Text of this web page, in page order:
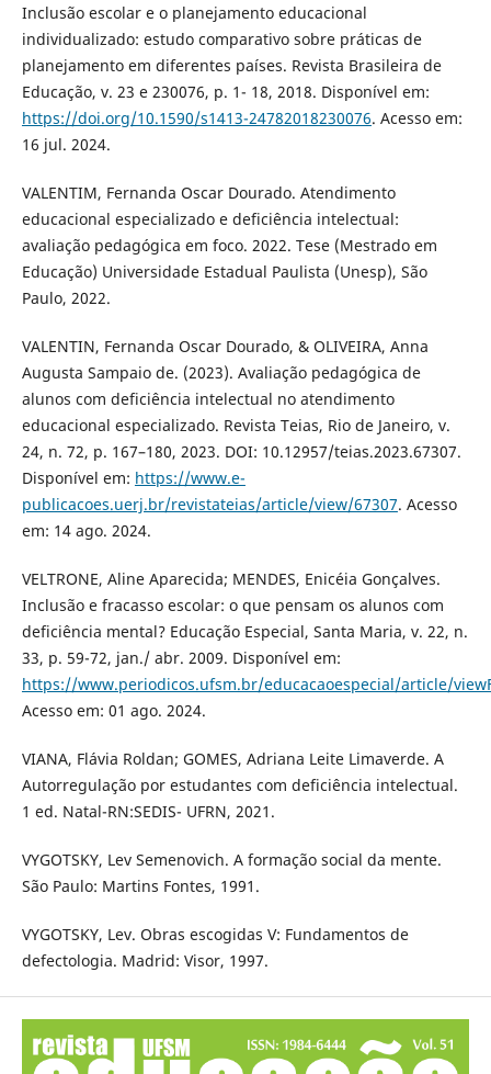
Inclusão escolar e o planejamento educacional
individualizado: estudo comparativo sobre práticas de
planejamento em diferentes países. Revista Brasileira de
Educação, v. 23 e 230076, p. 1- 18, 2018. Disponível em:
https://doi.org/10.1590/s1413-24782018230076. Acesso em:
16 jul. 2024.
VALENTIM, Fernanda Oscar Dourado. Atendimento
educacional especializado e deficiência intelectual:
avaliação pedagógica em foco. 2022. Tese (Mestrado em
Educação) Universidade Estadual Paulista (Unesp), São
Paulo, 2022.
VALENTIN, Fernanda Oscar Dourado, & OLIVEIRA, Anna
Augusta Sampaio de. (2023). Avaliação pedagógica de
alunos com deficiência intelectual no atendimento
educacional especializado. Revista Teias, Rio de Janeiro, v.
24, n. 72, p. 167–180, 2023. DOI: 10.12957/teias.2023.67307.
Disponível em: https://www.e-
publicacoes.uerj.br/revistateias/article/view/67307. Acesso
em: 14 ago. 2024.
VELTRONE, Aline Aparecida; MENDES, Enicéia Gonçalves.
Inclusão e fracasso escolar: o que pensam os alunos com
deficiência mental? Educação Especial, Santa Maria, v. 22, n.
33, p. 59-72, jan./ abr. 2009. Disponível em:
https://www.periodicos.ufsm.br/educacaoespecial/article/
Acesso em: 01 ago. 2024.
VIANA, Flávia Roldan; GOMES, Adriana Leite Limaverde. A
Autorregulação por estudantes com deficiência intelectual.
1 ed. Natal-RN:SEDIS- UFRN, 2021.
VYGOTSKY, Lev Semenovich. A formação social da mente.
São Paulo: Martins Fontes, 1991.
VYGOTSKY, Lev. Obras escogidas V: Fundamentos de
defectologia. Madrid: Visor, 1997.